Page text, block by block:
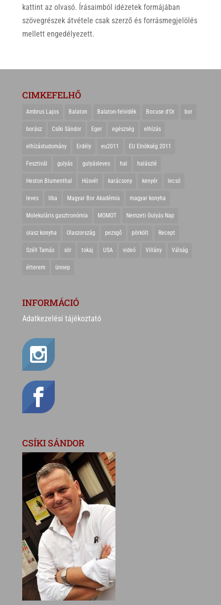
kattint az olvasó. Írásaimból idézetek formájában
szövegrészek átvétele csak szerző és forrásmegjelölés
mellett engedélyezett.
CIMKEFELHŐ
Ambrus Lajos Balaton Balaton-felvidék Bocuse d'Or bor
borász Csíki Sándor Eger egészség elhízás
elhízástudomány Erdély eu2011 EU Elnökség 2011
Fesztivál gulyás gulyásleves hal halászlé
Heston Blumenthal Húsvét karácsony kenyér lecsó
leves liba Magyar Bor Akadémia magyar konyha
Molekuláris gasztronómia MOMOT Nemzeti Gulyás Nap
olasz konyha Olaszország pezsgő pörkölt Recept
Széll Tamás sör tokaj USA videó Villány Válság
étterem ünnep
INFORMÁCIÓ
Adatkezelési tájékoztató
CSÍKI SÁNDOR